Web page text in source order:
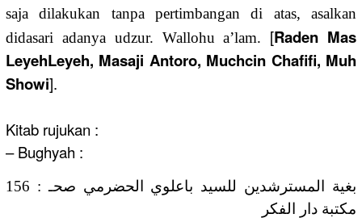
saja dilakukan tanpa pertimbangan di atas, asalkan
didasari adanya udzur. Wallohu a’lam. [Raden Mas
LeyehLeyeh, Masaji Antoro, Muchcin Chafifi, Muh
Showi].
Kitab rujukan :
– Bughyah :
بغية المسترشدين للسيد باعلوي الحضرمي صحـ : 156
مكتبة دار الفكر